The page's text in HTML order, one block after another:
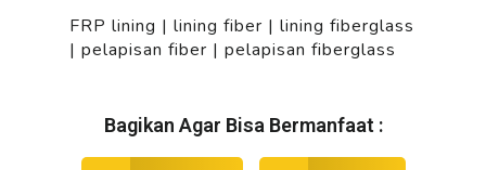
FRP lining | lining fiber | lining fiberglass
| pelapisan fiber | pelapisan fiberglass
Bagikan Agar Bisa Bermanfaat :